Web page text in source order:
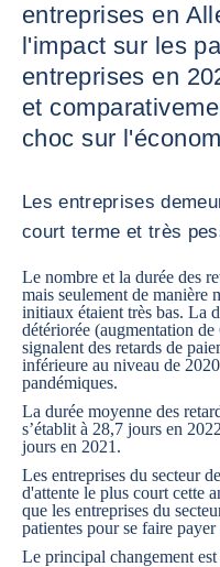
entreprises en
l'impact sur les
entreprises en
et
choc sur
Les entreprises
court terme et très
Le nombre et la durée des
mais seulement de manière
initiaux étaient très bas. La
détériorée (augmentation
signalent des retards de
inférieure au niveau de
pandémiques.
La durée moyenne des
s’établit à 28,7 jours en
jours en 2021.
Les entreprises du secteur
d'attente le plus court cette
que les entreprises du
patientes pour se faire
Le principal changement